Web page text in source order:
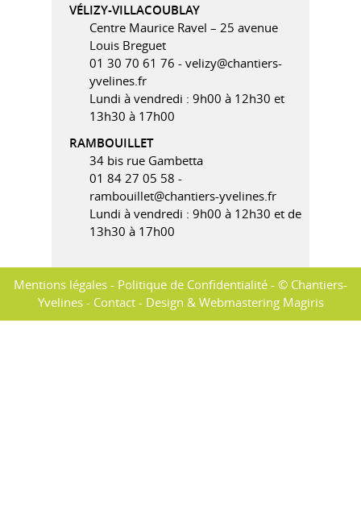
VÉLIZY-VILLACOUBLAY
Centre Maurice Ravel – 25 avenue
Louis Breguet
01 30 70 61 76 - velizy@chantiers-
yvelines.fr
Lundi à vendredi : 9h00 à 12h30 et
13h30 à 17h00
RAMBOUILLET
34 bis rue Gambetta
01 84 27 05 58 -
rambouillet@chantiers-yvelines.fr
Lundi à vendredi : 9h00 à 12h30 et de
13h30 à 17h00
Mentions légales - Politique de Confidentialité - © Chantiers-
Yvelines - Contact- Design & Webmastering Magiris